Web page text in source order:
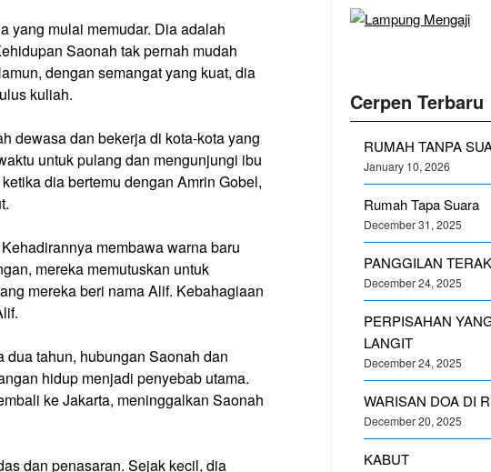
yang mulai memudar. Dia adalah
Saonah tak pernah mudah
dengan semangat yang kuat, dia
kuliah.
dewasa dan bekerja di kota-kota yang
untuk pulang dan mengunjungi ibu
dia bertemu dengan Amrin Gobel,
membawa warna baru
mereka memutuskan untuk
mereka beri nama Alif. Kebahagiaan
tahun, hubungan Saonah dan
hidup menjadi penyebab utama.
ke Jakarta, meninggalkan Saonah
dan penasaran. Sejak kecil, dia
Cerpen Terbaru
RUMAH TANPA
January 10, 2026
Rumah Tapa Suara
December 31, 2025
PANGGILAN
December 24, 2025
PERPISAHAN
LANGIT
December 24, 2025
WARISAN DOA DI
December 20, 2025
KABUT